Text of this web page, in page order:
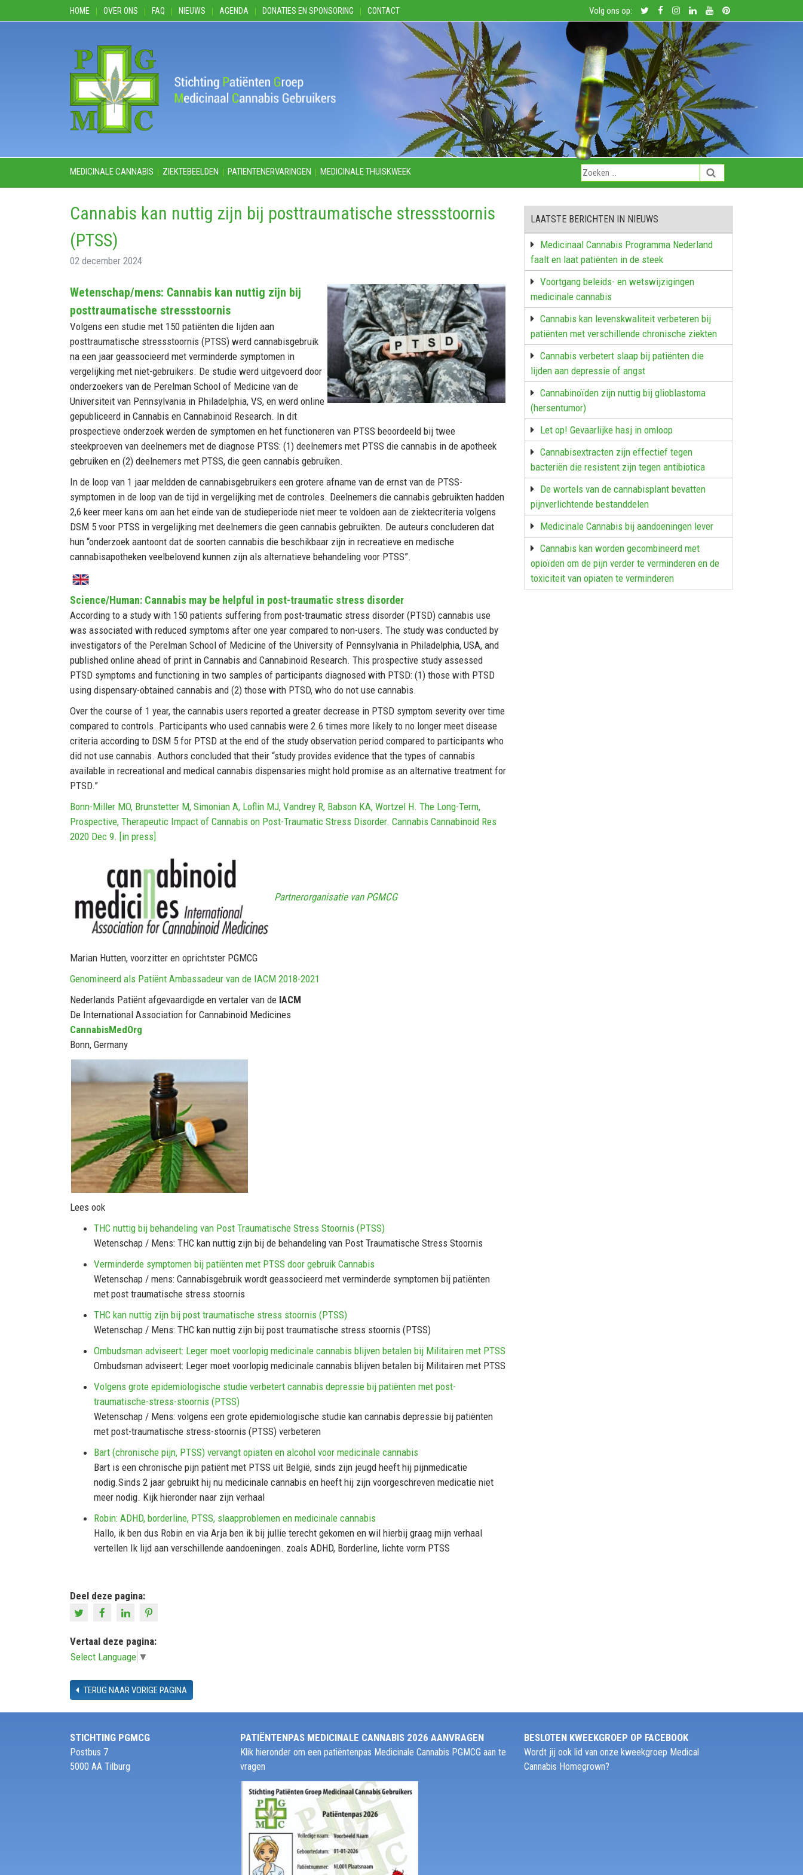
HOME OVER ONS FAQ NIEUWS AGENDA DONATIES EN SPONSORING CONTACT Volg ons op:
MEDICINALE CANNABIS ZIEKTEBEELDEN PATIENTENERVARINGEN MEDICINALE THUISKWEEK
Cannabis kan nuttig zijn bij posttraumatische stressstoornis
(PTSS)
02 december 2024
Wetenschap/mens: Cannabis kan nuttig zijn bij
posttraumatische stressstoornis
Volgens een studie met 150 patiënten die lijden aan
posttraumatische stressstoornis (PTSS) werd cannabisgebruik
na een jaar geassocieerd met verminderde symptomen in
vergelijking met niet-gebruikers. De studie werd uitgevoerd door
onderzoekers van de Perelman School of Medicine van de
Universiteit van Pennsylvania in Philadelphia, VS, en werd online
gepubliceerd in Cannabis en Cannabinoid Research. In dit
prospectieve onderzoek werden de symptomen en het functioneren van PTSS beoordeeld bij twee
steekproeven van deelnemers met de diagnose PTSS: (1) deelnemers met PTSS die cannabis in de apotheek
gebruiken en (2) deelnemers met PTSS, die geen cannabis gebruiken.
In de loop van 1 jaar meldden de cannabisgebruikers een grotere afname van de ernst van de PTSS-
symptomen in de loop van de tijd in vergelijking met de controles. Deelnemers die cannabis gebruikten hadden
2,6 keer meer kans om aan het einde van de studieperiode niet meer te voldoen aan de ziektecriteria volgens
DSM 5 voor PTSS in vergelijking met deelnemers die geen cannabis gebruikten. De auteurs concluderen dat
hun “onderzoek aantoont dat de soorten cannabis die beschikbaar zijn in recreatieve en medische
cannabisapotheken veelbelovend kunnen zijn als alternatieve behandeling voor PTSS”.
Science/Human: Cannabis may be helpful in post-traumatic stress disorder
According to a study with 150 patients suffering from post-traumatic stress disorder (PTSD) cannabis use
was associated with reduced symptoms after one year compared to non-users. The study was conducted by
investigators of the Perelman School of Medicine of the University of Pennsylvania in Philadelphia, USA, and
published online ahead of print in Cannabis and Cannabinoid Research. This prospective study assessed
PTSD symptoms and functioning in two samples of participants diagnosed with PTSD: (1) those with PTSD
using dispensary-obtained cannabis and (2) those with PTSD, who do not use cannabis.
Over the course of 1 year, the cannabis users reported a greater decrease in PTSD symptom severity over time
compared to controls. Participants who used cannabis were 2.6 times more likely to no longer meet disease
criteria according to DSM 5 for PTSD at the end of the study observation period compared to participants who
did not use cannabis. Authors concluded that their “study provides evidence that the types of cannabis
available in recreational and medical cannabis dispensaries might hold promise as an alternative treatment for
PTSD.”
Bonn-Miller MO, Brunstetter M, Simonian A, Loflin MJ, Vandrey R, Babson KA, Wortzel H. The Long-Term,
Prospective, Therapeutic Impact of Cannabis on Post-Traumatic Stress Disorder. Cannabis Cannabinoid Res
2020 Dec 9. [in press]
Partnerorganisatie van PGMCG
Marian Hutten, voorzitter en oprichtster PGMCG
Genomineerd als Patiënt Ambassadeur van de IACM 2018-2021
Nederlands Patiënt afgevaardigde en vertaler van de IACM
De International Association for Cannabinoid Medicines
CannabisMedOrg
Bonn, Germany
Lees ook
THC nuttig bij behandeling van Post Traumatische Stress Stoornis (PTSS)
Wetenschap / Mens: THC kan nuttig zijn bij de behandeling van Post Traumatische Stress Stoornis
Verminderde symptomen bij patiënten met PTSS door gebruik Cannabis
Wetenschap / mens: Cannabisgebruik wordt geassocieerd met verminderde symptomen bij patiënten
met post traumatische stress stoornis
THC kan nuttig zijn bij post traumatische stress stoornis (PTSS)
Wetenschap / Mens: THC kan nuttig zijn bij post traumatische stress stoornis (PTSS)
Ombudsman adviseert: Leger moet voorlopig medicinale cannabis blijven betalen bij Militairen met PTSS
Ombudsman adviseert: Leger moet voorlopig medicinale cannabis blijven betalen bij Militairen met PTSS
Volgens grote epidemiologische studie verbetert cannabis depressie bij patiënten met post-
traumatische-stress-stoornis (PTSS)
Wetenschap / Mens: volgens een grote epidemiologische studie kan cannabis depressie bij patiënten
met post-traumatische stress-stoornis (PTSS) verbeteren
Bart (chronische pijn, PTSS) vervangt opiaten en alcohol voor medicinale cannabis
Bart is een chronische pijn patiënt met PTSS uit België, sinds zijn jeugd heeft hij pijnmedicatie
nodig.Sinds 2 jaar gebruikt hij nu medicinale cannabis en heeft hij zijn voorgeschreven medicatie niet
meer nodig. Kijk hieronder naar zijn verhaal
Robin: ADHD, borderline, PTSS, slaapproblemen en medicinale cannabis
Hallo, ik ben dus Robin en via Arja ben ik bij jullie terecht gekomen en wil hierbij graag mijn verhaal
vertellen Ik lijd aan verschillende aandoeningen. zoals ADHD, Borderline, lichte vorm PTSS
Deel deze pagina:
Vertaal deze pagina:
Select Language ▼
TERUG NAAR VORIGE PAGINA
LAATSTE BERICHTEN IN NIEUWS
Medicinaal Cannabis Programma Nederland
faalt en laat patiënten in de steek
Voortgang beleids- en wetswijzigingen
medicinale cannabis
Cannabis kan levenskwaliteit verbeteren bij
patiënten met verschillende chronische ziekten
Cannabis verbetert slaap bij patiënten die
lijden aan depressie of angst
Cannabinoïden zijn nuttig bij glioblastoma
(hersentumor)
Let op! Gevaarlijke hasj in omloop
Cannabisextracten zijn effectief tegen
bacteriën die resistent zijn tegen antibiotica
De wortels van de cannabisplant bevatten
pijnverlichtende bestanddelen
Medicinale Cannabis bij aandoeningen lever
Cannabis kan worden gecombineerd met
opioïden om de pijn verder te verminderen en de
toxiciteit van opiaten te verminderen
STICHTING PGMCG
Postbus 7
5000 AA Tilburg
PATIËNTENPAS MEDICINALE CANNABIS 2026 AANVRAGEN
Klik hieronder om een patiëntenpas Medicinale Cannabis PGMCG aan te
vragen
BESLOTEN KWEEKGROEP OP FACEBOOK
Wordt jij ook lid van onze kweekgroep Medical
Cannabis Homegrown?